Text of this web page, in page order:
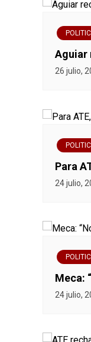
e
g
a
i
ó
n
e
e
n
t
r
Aguiar
26 julio,
Para
24 julio,
Meca:
24 julio,